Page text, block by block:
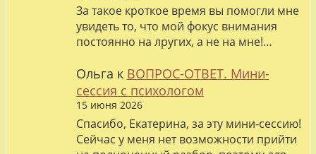
За такое кроткое время вы помогли мне
увидеть то, что мой фокус внимания
постоянно на лругих, а не на мне!…
Ольга к ВОПРОС-ОТВЕТ. Мини-
сессия с психологом
15 июня 2026
Спасибо, Екатерина, за эту мини-сессию!
Сейчас у меня нет возможности прийти